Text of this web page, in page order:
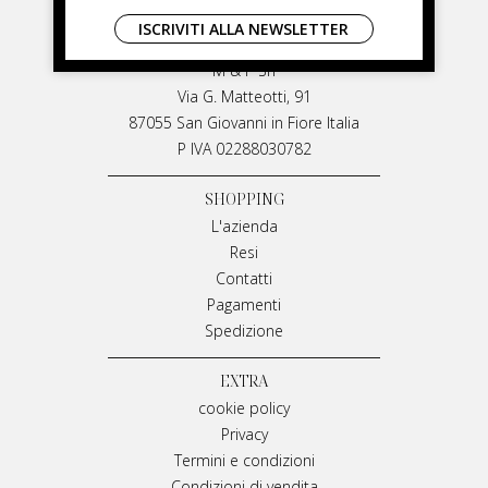
LIVIANA MIRARCHI
M & P Srl
Via G. Matteotti, 91
87055 San Giovanni in Fiore Italia
P IVA 02288030782
SHOPPING
L'azienda
Resi
Contatti
Pagamenti
Spedizione
EXTRA
cookie policy
Privacy
Termini e condizioni
ISCRIVITI ALLA NEWSLETTER